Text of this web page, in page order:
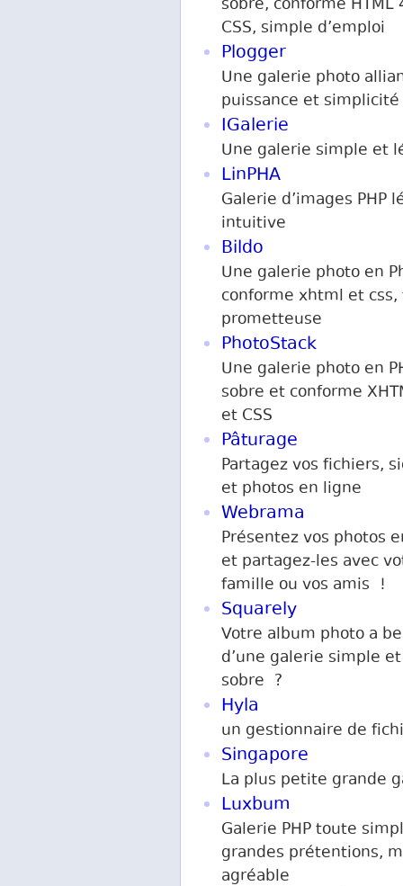
sobre, conforme HTML
CSS, simple d’emploi
Plogger
Une galerie photo
puissance et simplicité
IGalerie
Une galerie simple et
LinPHA
Galerie d’images PHP
intuitive
Bildo
Une galerie photo en
conforme xhtml et
prometteuse
PhotoStack
Une galerie photo en
sobre et conforme
et CSS
Pâturage
Partagez vos fichiers,
et photos en ligne
Webrama
Présentez vos photos
et partagez-les avec
famille ou vos amis !
Squarely
Votre album photo a
d’une galerie simple et
sobre ?
Hyla
un gestionnaire de
Singapore
La plus petite grande
Luxbum
Galerie PHP toute
grandes prétentions,
agréable